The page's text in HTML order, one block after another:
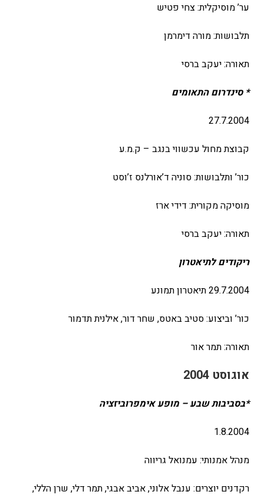
ער’ מוסיקלית: צחי פטיש
תלבושות: מורה דימרמן
תאורה: יעקב ברסי
* סינדרום התאומים
27.7.2004
קבוצת מחול עכשווי בנגב – ק.מ.ע
כור’ ותלבושות: סוניה ד’אורלנס ז’וסט
מוסיקה מקורית: דידי ארז
תאורה: יעקב ברסי
ריקודים לתיאטרון
29.7.2004 תיאטרון תמונע
כור’ וביצוע: סטיב באטס, שחר דור, אילנית תדמור
תאורה: תמר אור
אוגוסט 2004
*בסביבות שבע – מופע אימפרוביזציה
1.8.2004
מנהל אמנותי: עמנואל גריווה
רקדנים יוצרים: ענבל אלוני, אביב אבגי, תמר דלי, שרן הללי,